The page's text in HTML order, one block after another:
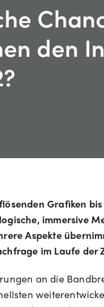
den
Grafiken
immersive
Aspekte
im Laufe der
an die